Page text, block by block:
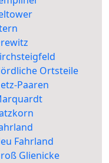
Ortsteile
Paaren
Fahrland
Glienicke